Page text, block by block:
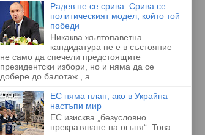
Радев не се срива. Срива се
политическият модел, който той
победи
Никаква жълтопаветна
кандидатура не е в състояние
не само да спечели предстоящите
президентски избори, но и няма да се
добере до балотаж , а...
ЕС няма план, ако в Украйна
настъпи мир
ЕС изисква „безусловно
прекратяване на огъня“. Това